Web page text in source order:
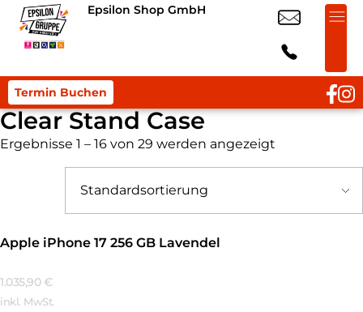
Epsilon Shop GmbH
Termin Buchen
Clear Stand Case
Ergebnisse 1 – 16 von 29 werden angezeigt
Apple iPhone 17 256 GB Lavendel
1.035,90 €
inkl. MwSt.